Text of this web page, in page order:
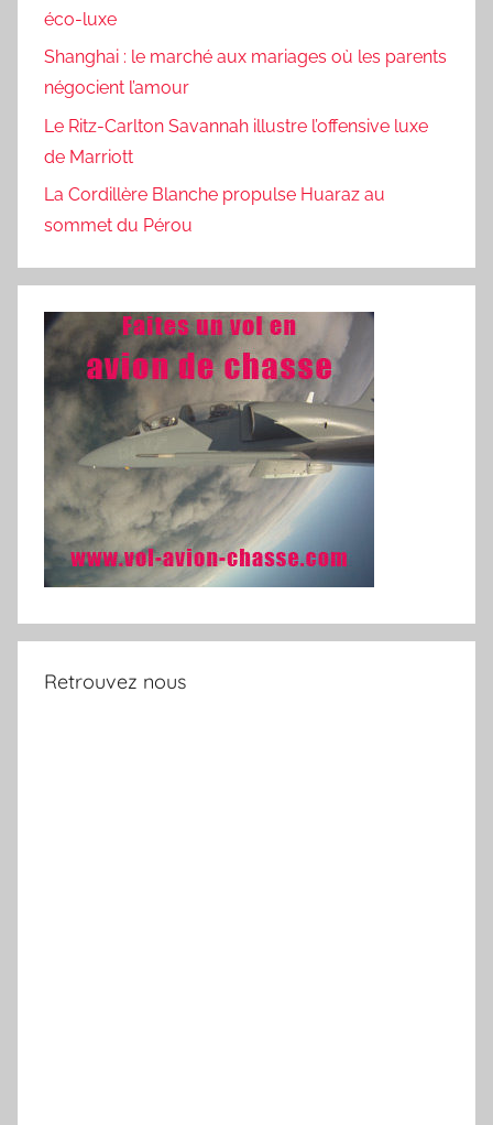
éco-luxe
Shanghai : le marché aux mariages où les parents
négocient l’amour
Le Ritz-Carlton Savannah illustre l’offensive luxe
de Marriott
La Cordillère Blanche propulse Huaraz au
sommet du Pérou
Retrouvez nous